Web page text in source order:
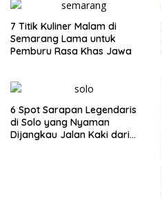
7 Titik Kuliner Malam di
Semarang Lama untuk
Pemburu Rasa Khas Jawa
6 Spot Sarapan Legendaris
di Solo yang Nyaman
Dijangkau Jalan Kaki dari